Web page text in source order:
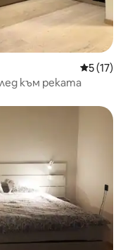
Средна
5 (17)
към реката